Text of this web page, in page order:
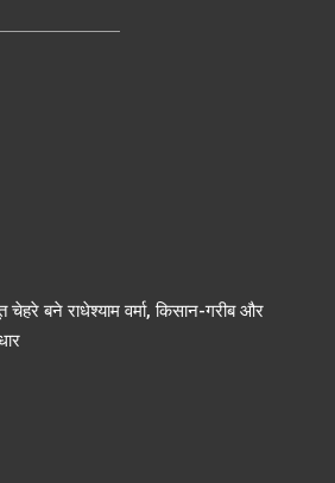
बने राधेश्याम वर्मा, किसान-गरीब और